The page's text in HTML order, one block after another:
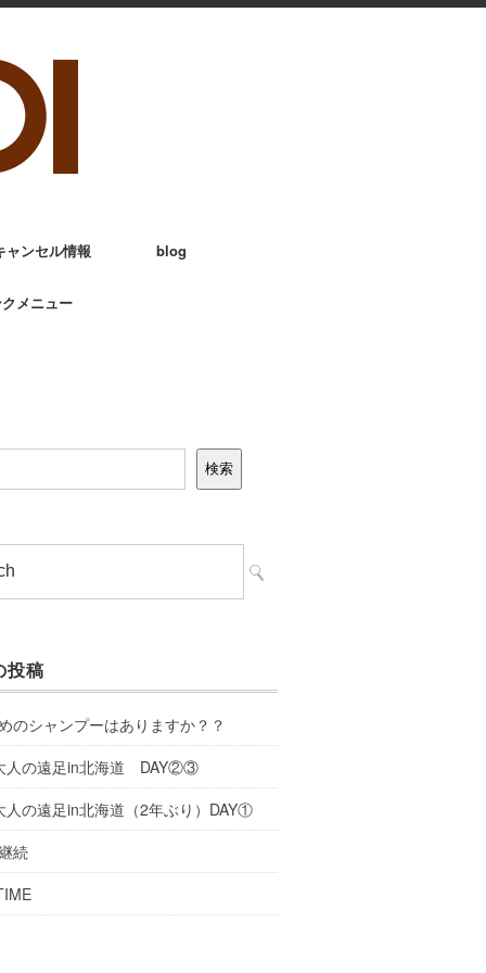
ャンセル情報 blog
クメニュー
検索
投稿
のシャンプーはありますか？？
人の遠足in北海道 DAY②③
人の遠足in北海道（2年ぶり）DAY①
続